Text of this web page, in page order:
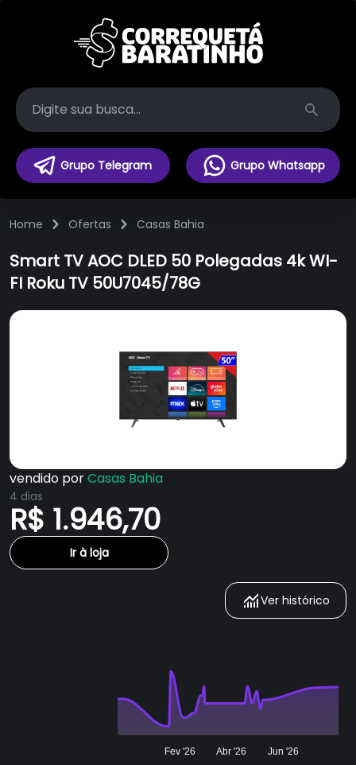
Search
Grupo Telegram Grupo Whatsapp
Home Ofertas Casas Bahia
Smart TV AOC DLED 50 Polegadas 4k WI-
FI Roku TV 50U7045/78G
vendido porCasas Bahia
4 dias
R$ 1.946,70
Ir à loja
Ver histórico
Fev '26 Abr '26 Jun '26